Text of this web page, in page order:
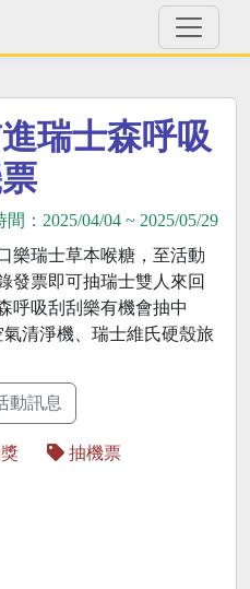
瑞士森呼吸
： 2025/04/04 ~ 2025/05/29
樂瑞士草本喉糖，至活動
發票即可抽瑞士雙人來回
呼吸刮刮樂有機會抽中
氣清淨機、瑞士維氏硬殼旅
動訊息
抽機票